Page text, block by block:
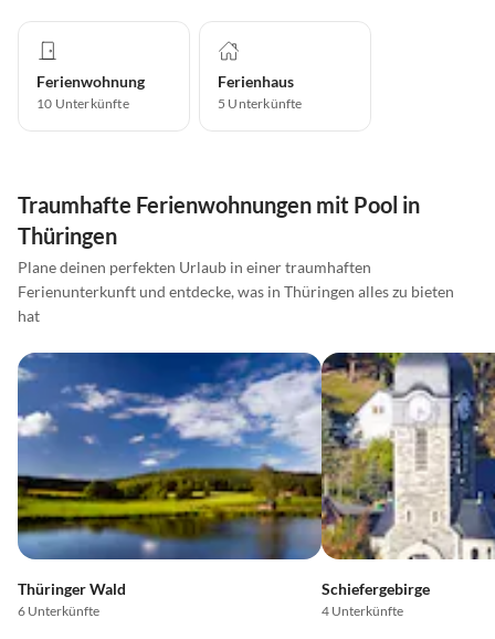
Ferienwohnung
10 Unterkünfte
Ferienhaus
5 Unterkünfte
Traumhafte Ferienwohnungen mit Pool in
Thüringen
Plane deinen perfekten Urlaub in einer traumhaften
Ferienunterkunft und entdecke, was in Thüringen alles zu bieten
hat
Thüringer Wald
6 Unterkünfte
Schiefergebirge
4 Unterkünfte